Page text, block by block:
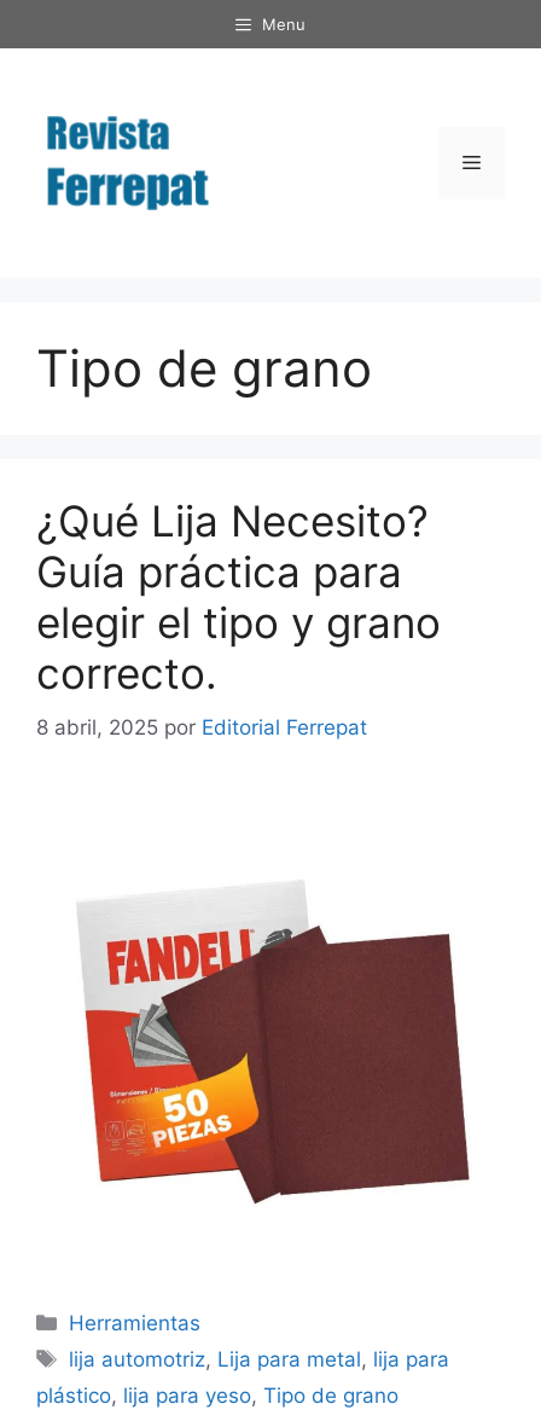
al
Menu
Menú
Tipo de grano
¿Qué Lija Necesito?
Guía práctica para
elegir el tipo y grano
correcto.
8 abril, 2025 por Editorial Ferrepat
Categorías
Herramientas
Etiquetas
lija automotriz, Lija para metal, lija para
plástico, lija para yeso, Tipo de grano